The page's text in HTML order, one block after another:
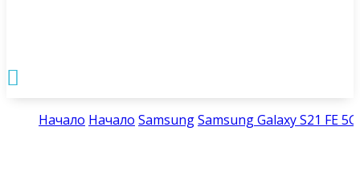

Начало Начало SamsungSamsung Galaxy S21 FE 5G